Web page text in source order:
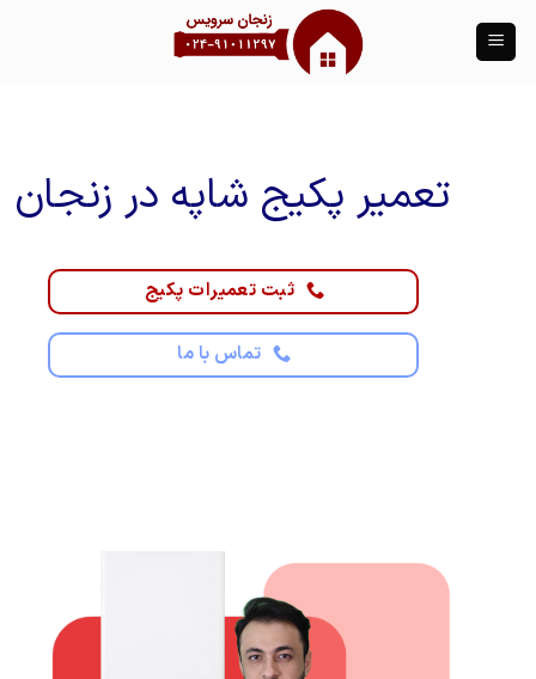
تعمیر پکیج شاپه در زنجان
ثبت تعمیرات پکیج
تماس با ما